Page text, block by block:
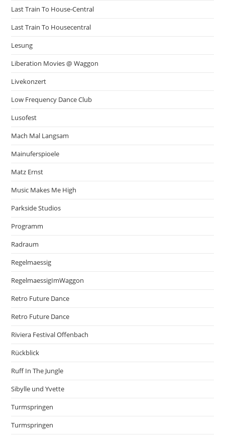
Last Train To House-Central
Last Train To Housecentral
Lesung
Liberation Movies @ Waggon
Livekonzert
Low Frequency Dance Club
Lusofest
Mach Mal Langsam
Mainuferspioele
Matz Ernst
Music Makes Me High
Parkside Studios
Programm
Radraum
Regelmaessig
RegelmaessigImWaggon
Retro Future Dance
Retro Future Dance
Riviera Festival Offenbach
Rückblick
Ruff In The Jungle
Sibylle und Yvette
Turmspringen
Turmspringen